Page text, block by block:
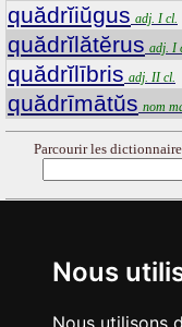
Nous
Nous utilisons
quădrĭiŭgus adj. I cl.
quădrĭlătĕrus adj. I
quădrĭlībris adj. II cl.
quădrīmātŭs nom
Parcourir les